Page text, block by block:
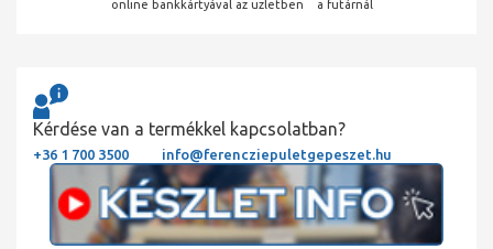
online bankkártyával az üzletben
a futárnál
Kérdése van a termékkel kapcsolatban?
+36 1 700 3500 info@ferencziepuletgepeszet.hu